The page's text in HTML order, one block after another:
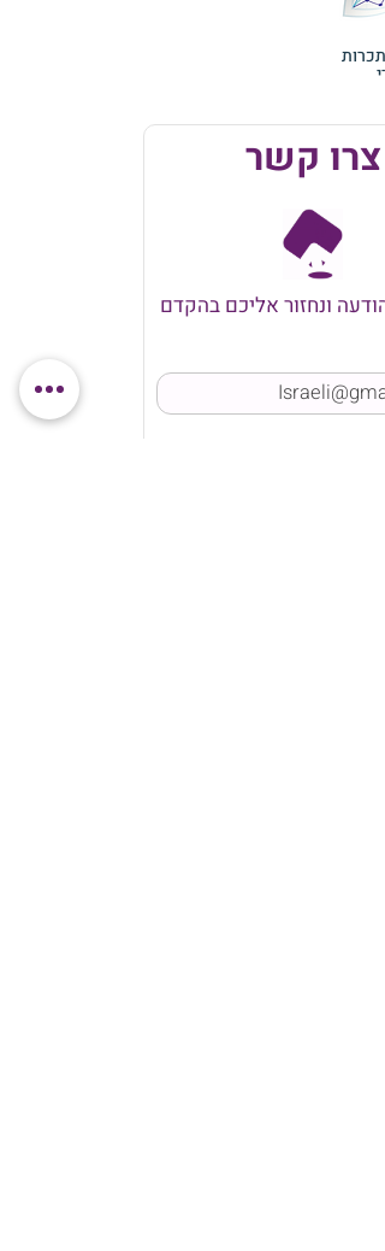
צרו קשר
הודעה ונחזור אליכם בהקדם